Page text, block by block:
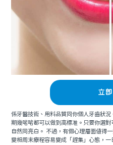
立
係牙醫技術、用料品質同你個人牙齒狀
期幾啱啱都可以做到高標准。只要你選
自然同亮白。 不過，有個心理層面值得
變相周末療程容易變成「趕集」心態，